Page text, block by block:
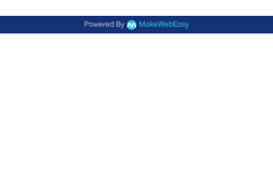
Powered By MakeWebEasy